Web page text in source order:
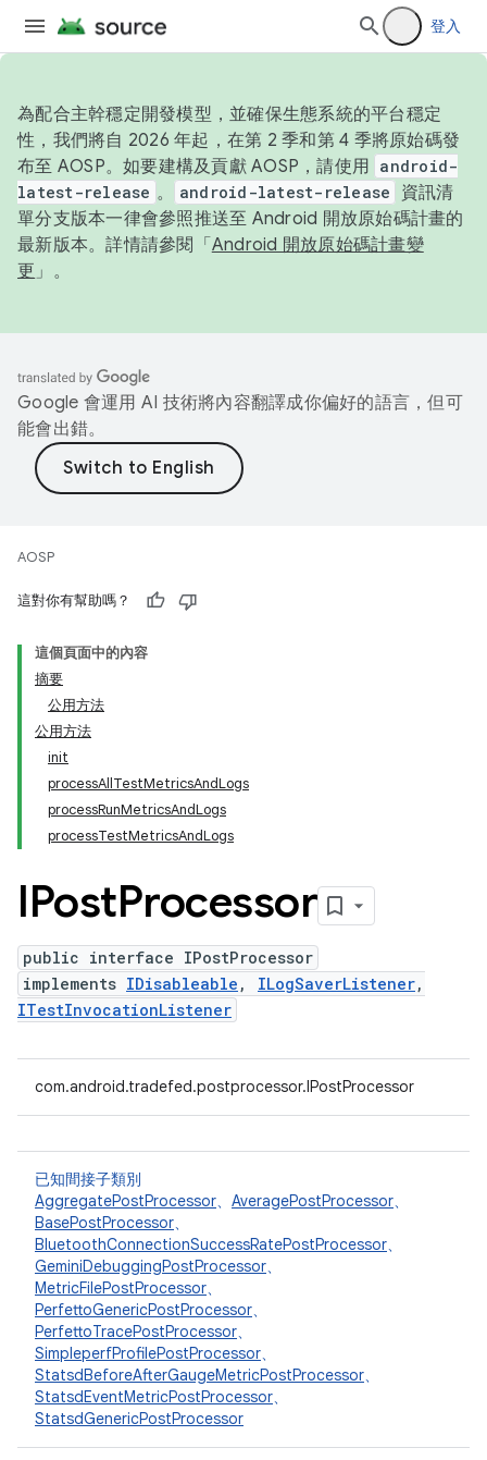
登入
為配合主幹穩定開發模型，並確保生態系統的平台穩定
性，我們將自 2026 年起，在第 2 季和第 4 季將原始碼發
布至 AOSP。如要建構及貢獻 AOSP，請使用 android-
latest-release 。 android-latest-release
資訊清
單分支版本一律會參照推送至 Android 開放原始碼計畫的
最新版本。詳情請參閱「 Android 開放原始碼計畫變
更 」。
Google 會運用 AI 技術將內容翻譯成你偏好的語言，但可
能會出錯。
AOSP
這對你有幫助嗎？
這個頁面中的內容
摘要
公用方法
公用方法
init
processAllTestMetricsAndLogs
processRunMetricsAndLogs
processTestMetricsAndLogs
IPostProcessor
public interface IPostProcessor
implements IDisableable , ILogSaverListener,
ITestInvocationListener
com.android.tradefed.postprocessor.IPostProcessor
已知間接子類別
AggregatePostProcessor、 AveragePostProcessor、
BasePostProcessor、
BluetoothConnectionSuccessRatePostProcessor、
GeminiDebuggingPostProcessor、
MetricFilePostProcessor、
PerfettoGenericPostProcessor、
PerfettoTracePostProcessor、
SimpleperfProfilePostProcessor、
StatsdBeforeAfterGaugeMetricPostProcessor、
StatsdEventMetricPostProcessor、
StatsdGenericPostProcessor